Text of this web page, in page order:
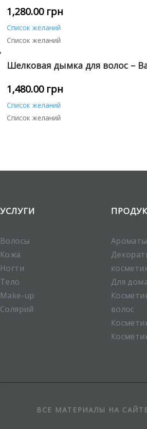
1,280.00 грн
Список желаний
Список желаний
Шелковая дымка для волос –
1,480.00 грн
Список желаний
Список желаний
УСЛУГИ
Волосы
Кожа
Ногти
Тело
Make-up
Солярий
Ароматы
Для
волос
ВСЕ МАТЕРИАЛЫ НА